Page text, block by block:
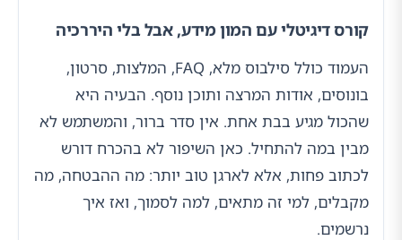
קורס דיגיטלי עם המון מידע, אבל בלי היררכיה
העמוד כולל סילבוס מלא, FAQ, המלצות, סרטון,
בונוסים, אודות המרצה ותוכן נוסף. הבעיה היא
שהכול מגיע בבת אחת. אין סדר ברור, והמשתמש לא
מבין במה להתחיל. כאן השיפור לא בהכרח דורש
לכתוב פחות, אלא לארגן טוב יותר: מה ההבטחה, מה
מקבלים, למי זה מתאים, למה לסמוך, ואז איך
נרשמים.